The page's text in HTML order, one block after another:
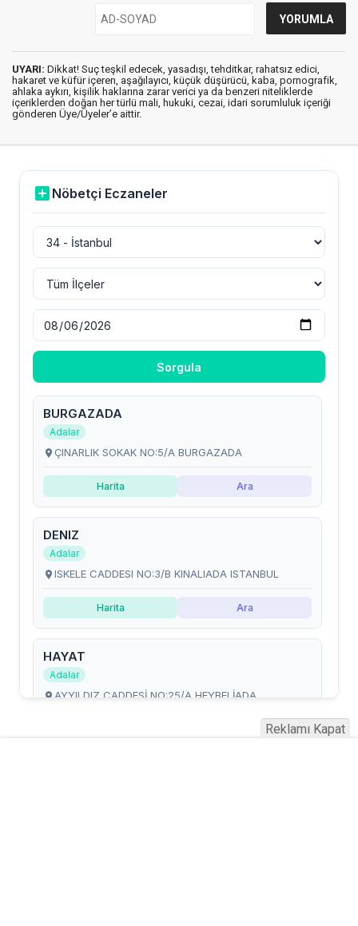
UYARI: Dikkat! Suç teşkil edecek, yasadışı, tehditkar, rahatsız edici,
hakaret ve küfür içeren, aşağılayıcı, küçük düşürücü, kaba, pornografik,
ahlaka aykırı, kişilik haklarına zarar verici ya da benzeri niteliklerde
içeriklerden doğan her türlü mali, hukuki, cezai, idari sorumluluk içeriği
gönderen Üye/Üyeler’e aittir.
Reklamı Kapat